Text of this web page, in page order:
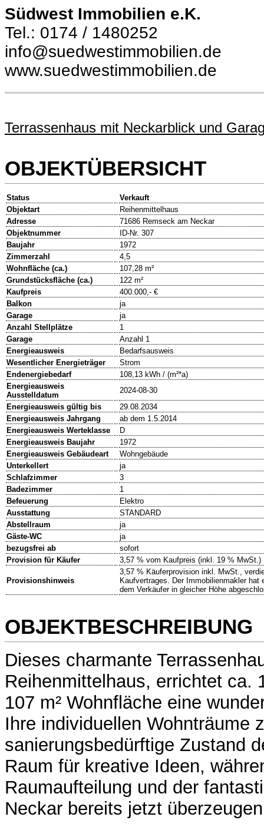
Südwest Immobilien e.K.
Tel.: 0174 / 1480252
info@suedwestimmobilien.de
www.suedwestimmobilien.de
Terrassenhaus mit Neckarblick und
OBJEKTÜBERSICHT
Status
Verkauft
Objektart
Reihenmittelhaus
Adresse
71686 Remseck am Neckar
Objektnummer
ID-Nr. 307
Baujahr
1972
Zimmerzahl
4,5
Wohnfläche (ca.)
107,28 m²
Grundstücksfläche (ca.)
122 m²
Kaufpreis
400.000,- €
Balkon
ja
Garage
ja
Anzahl Stellplätze
1
Garage
Anzahl 1
Energieausweis
Bedarfsausweis
Wesentlicher Energieträger
Strom
Endenergiebedarf
108,13 kWh / (m²*a)
Energieausweis
Ausstelldatum
2024-08-30
Energieausweis gültig bis
29.08.2034
Energieausweis Jahrgang
ab dem 1.5.2014
Energieausweis Werteklasse
D
Energieausweis Baujahr
1972
Energieausweis Gebäudeart
Wohngebäude
Unterkellert
ja
Schlafzimmer
3
Badezimmer
1
Befeuerung
Elektro
Ausstattung
STANDARD
Abstellraum
ja
Gäste-WC
ja
bezugsfrei ab
sofort
Provision für Käufer
3,57 % vom Kaufpreis (inkl. 19 % MwSt.)
Provisionshinweis
3,57 % Käuferprovision inkl. MwSt.,
Kaufvertrages. Der Immobilienmakler
dem Verkäufer in gleicher Höhe
OBJEKTBESCHREIBUNG
Dieses charmante
Reihenmittelhaus, errichtet ca.
107 m² Wohnfläche eine
Ihre individuellen Wohnträume
sanierungsbedürftige Zustand
Raum für kreative Ideen,
Raumaufteilung und der
Neckar bereits jetzt